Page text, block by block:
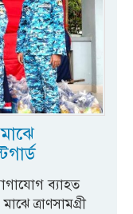
মাঝে
ব্যাহত
ত্রাণসামগ্রী